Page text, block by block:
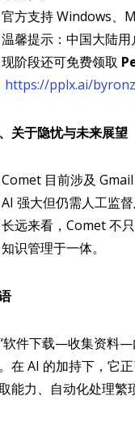
官方支持 Windows、
温馨提示：中国大陆用
现阶段还可免费领取
https://pplx.ai/
关于隐忧与未来展望
Comet 目前涉及
AI 强大但仍需人工监
长远来看，Comet 不
知识管理于一体。
软件下载—收集资料—
在 AI 的加持下，它
能力、自动化处理繁